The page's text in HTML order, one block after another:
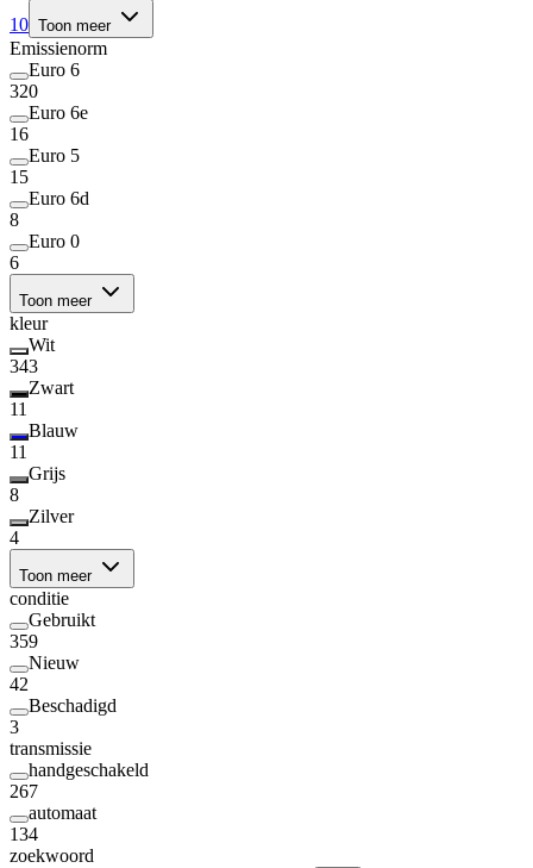
10 Toon meer
Emissienorm
Euro 6
320
Euro 6e
16
Euro 5
15
Euro 6d
8
Euro 0
6
Toon meer
kleur
Wit
343
Zwart
11
Blauw
11
Grijs
8
Zilver
4
Toon meer
conditie
Gebruikt
359
Nieuw
42
Beschadigd
3
transmissie
handgeschakeld
267
automaat
134
zoekwoord